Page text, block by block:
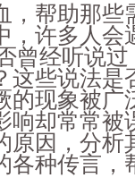
，帮助那些
，许多人会
曾经听说
这些说法是
的现象被广
响却常常被
原因，分析
各种传言，